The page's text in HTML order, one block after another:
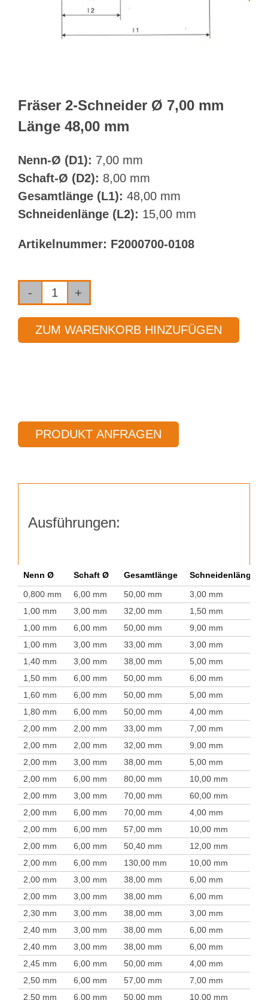
Webshop
Suche
Fräser 2-Schneider Ø 7,00 mm
Länge 48,00 mm
Nenn-Ø (D1): 7,00 mm
Schaft-Ø (D2): 8,00 mm
Gesamtlänge (L1): 48,00 mm
Schneidenlänge (L2): 15,00 mm
Artikelnummer: F2000700-0108
Fräser
2-
Schneider
48,00
mm
ZUM WARENKORB HINZUFÜGEN
PRODUKT ANFRAGEN
Ausführungen:
Nenn Ø Schaft Ø Gesamtlänge Schneidenlänge
0,800 mm
6,00 mm 50,00 mm 3,00 mm
1,00 mm
3,00 mm 32,00 mm 1,50 mm
1,00 mm
6,00 mm 50,00 mm 9,00 mm
1,00 mm
3,00 mm 33,00 mm 3,00 mm
1,40 mm
3,00 mm 38,00 mm 5,00 mm
1,50 mm
6,00 mm 50,00 mm 6,00 mm
1,60 mm
6,00 mm 50,00 mm 5,00 mm
1,80 mm
6,00 mm 50,00 mm 4,00 mm
2,00 mm
2,00 mm 33,00 mm 7,00 mm
2,00 mm
2,00 mm 32,00 mm 9,00 mm
2,00 mm
3,00 mm 38,00 mm 5,00 mm
2,00 mm
6,00 mm 80,00 mm 10,00 mm
2,00 mm
3,00 mm 70,00 mm 60,00 mm
2,00 mm
6,00 mm 70,00 mm 4,00 mm
2,00 mm
6,00 mm 57,00 mm 10,00 mm
2,00 mm
6,00 mm 50,40 mm 12,00 mm
2,00 mm
6,00 mm 130,00 mm 10,00 mm
2,00 mm
3,00 mm 38,00 mm 6,00 mm
2,00 mm
3,00 mm 38,00 mm 6,00 mm
2,30 mm
3,00 mm 38,00 mm 3,00 mm
2,40 mm
3,00 mm 38,00 mm 6,00 mm
2,40 mm
3,00 mm 38,00 mm 6,00 mm
2,45 mm
6,00 mm 50,00 mm 4,00 mm
2,50 mm
6,00 mm 57,00 mm 7,00 mm
2,50 mm
6,00 mm 50,00 mm 10,00 mm